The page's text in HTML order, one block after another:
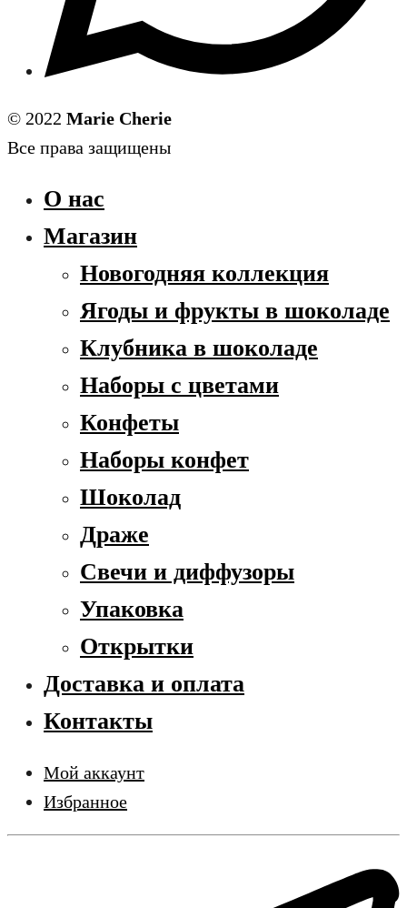
© 2022 Marie Cherie
Все права защищены
О нас
Магазин
Новогодняя коллекция
Ягоды и фрукты в шоколаде
Клубника в шоколаде
Наборы с цветами
Конфеты
Наборы конфет
Шоколад
Драже
Свечи и диффузоры
Упаковка
Открытки
Доставка и оплата
Контакты
Мой аккаунт
Избранное